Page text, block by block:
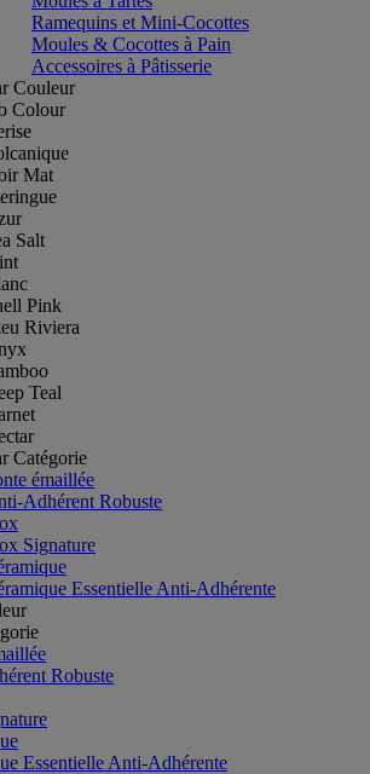
Ramequins et Mini-Cocottes
Moules & Cocottes à Pain
Accessoires à Pâtisserie
Couleur
Colour
Mat
Salt
Pink
Riviera
Teal
Catégorie
émaillée
Adhérent Robuste
Signature
Essentielle Anti-Adhérente
Robuste
Essentielle Anti-Adhérente